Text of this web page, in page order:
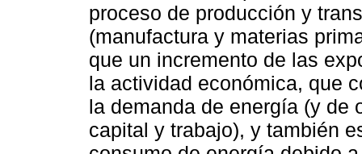
proceso de producción y
(manufactura y materias
que un incremento de las
la actividad económica, que
la demanda de energía (y de
capital y trabajo), y también